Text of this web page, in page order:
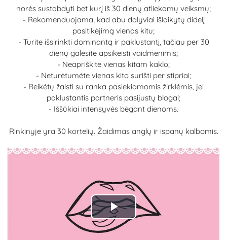
norės sustabdyti bet kurį iš 30 dienų atliekamų veiksmų;
- Rekomenduojama, kad abu dalyviai išlaikytų didelį
pasitikėjimą vienas kitu;
- Turite išsirinkti dominantą ir paklustantį, tačiau per 30
dienų galėsite apsikeisti vaidmenimis;
- Neapriškite vienas kitam kaklo;
- Neturėtumėte vienas kito surišti per stipriai;
- Reikėtų žaisti su ranka pasiekiamomis žirklėmis, jei
paklustantis partneris pasijustų blogai;
- Iššūkiai intensyvės bėgant dienoms.
Rinkinyje yra 30 kortelių. Žaidimas anglų ir ispanų kalbomis.
Play